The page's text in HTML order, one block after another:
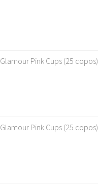
Glamour Pink Cups (25 copos)
Glamour Pink Cups (25 copos)